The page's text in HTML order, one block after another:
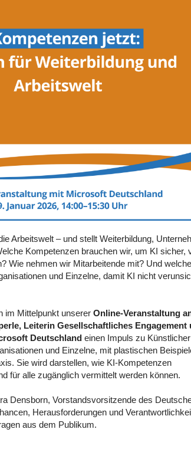
Arbeitswelt – und stellt Weiterbildung,
Kompetenzen brauchen wir, um KI sicher,
Wie nehmen wir Mitarbeitende mit? Und welche
und Einzelne, damit KI nicht
im Mittelpunkt unserer Online-Veranstaltung
Leiterin Gesellschaftliches Engagement
Deutschland einen Impuls zu
und Einzelne, mit plastischen
Sie wird darstellen, wie KI-Kompetenzen
für alle zugänglich vermittelt werden können.
Densborn, Vorstandsvorsitzende des
Herausforderungen und
aus dem Publikum.